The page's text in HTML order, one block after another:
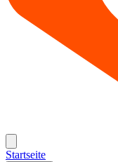
Startseite